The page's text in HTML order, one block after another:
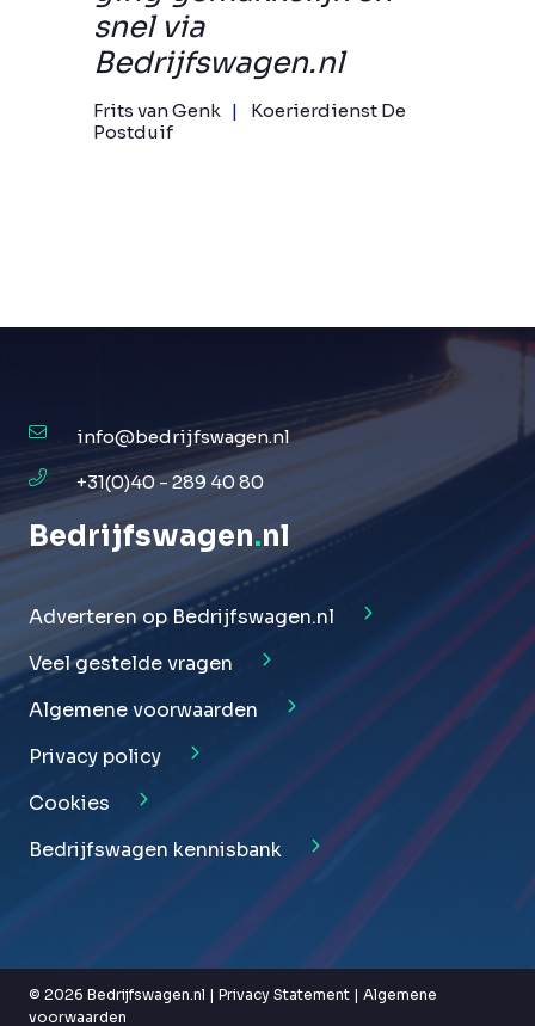
snel via
Bedrijfswagen.nl
Frits van Genk
Koerierdienst De
Postduif
info@bedrijfswagen.nl
+31(0)40 - 289 40 80
Bedrijfswagen.nl
Adverteren op Bedrijfswagen.nl
Veel gestelde vragen
Algemene voorwaarden
Privacy policy
Cookies
Bedrijfswagen kennisbank
© 2026 Bedrijfswagen.nl | Privacy Statement | Algemene
voorwaarden